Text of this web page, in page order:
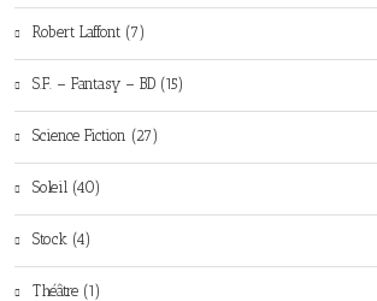
Robert Laffont (7)
S.F. – Fantasy – BD (15)
Science Fiction (27)
Soleil (40)
Stock (4)
Théâtre (1)